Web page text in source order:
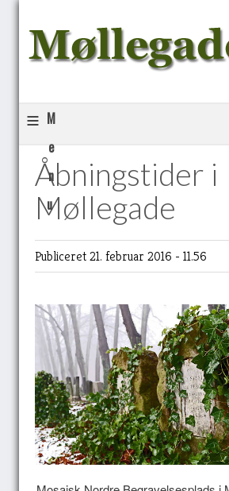
≡ M
e
n
u
Åbningstider i
Møllegade
Publiceret 21. februar 2016 - 11.56